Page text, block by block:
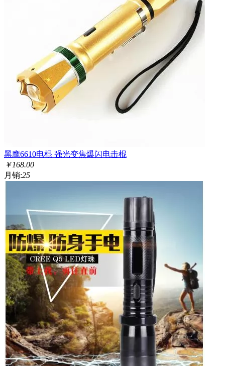
黑鹰6610电棍 强光变焦爆闪电击棍
￥168.00
月销:25